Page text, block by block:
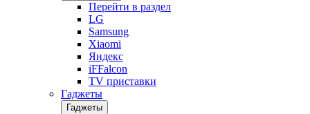
Перейти в раздел
LG
Samsung
Xiaomi
Яндекс
iFFalcon
TV приставки
Гаджеты
Гаджеты